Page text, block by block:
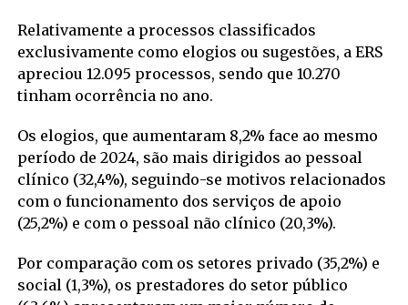
Relativamente a processos classificados
exclusivamente como elogios ou sugestões, a ERS
apreciou 12.095 processos, sendo que 10.270
tinham ocorrência no ano.
Os elogios, que aumentaram 8,2% face ao mesmo
período de 2024, são mais dirigidos ao pessoal
clínico (32,4%), seguindo-se motivos relacionados
com o funcionamento dos serviços de apoio
(25,2%) e com o pessoal não clínico (20,3%).
Por comparação com os setores privado (35,2%) e
social (1,3%), os prestadores do setor público